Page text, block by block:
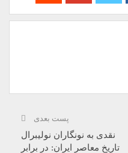
پست بعدی
نقدی به نونگاران نولیبرال
تاریخ معاصر ایران: در برابر